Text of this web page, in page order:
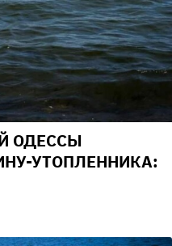
ОДЕССЫ
УТОПЛЕННИКА: